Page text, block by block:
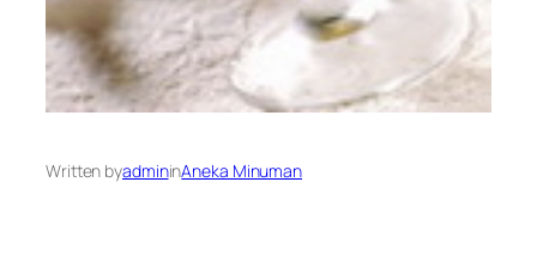
Written byadmininAneka Minuman